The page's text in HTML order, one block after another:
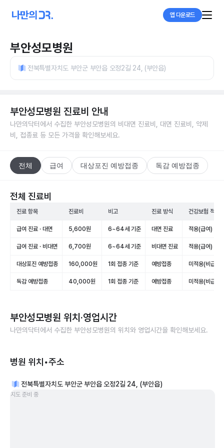
앱 다운로드
부안성모병원
전북특별자치도 부안군 부안읍 오정2길 24, (부안읍)
부안성모병원 진료비 안내
나만의닥터에서 수집한 부안성모병원의 비대면 진료비, 대면 진료비, 약제
비, 접종료 등 모든 가격을 확인해보세요.
전체 급여 대상포진 예방접종 독감 예방접종
전체 진료비
진료 항목 진료비 비고 진료 방식 건강보험 적용
급여 진료 · 대면 5,600원 6~64세 기준 대면 진료 적용(급여)
급여 진료 · 비대면 6,700원 6~64세 기준 비대면 진료 적용(급여)
대상포진 예방접종 160,000원 1회 접종 기준 예방접종 미적용(비급여)
독감 예방접종 40,000원 1회 접종 기준 예방접종 미적용(비급여)
부안성모병원 위치·영업시간
나만의닥터에서 수집한 부안성모병원의 위치와 영업시간을 확인해보세요.
병원 위치•주소
전북특별자치도 부안군 부안읍 오정2길 24, (부안읍)
지도 준비 중